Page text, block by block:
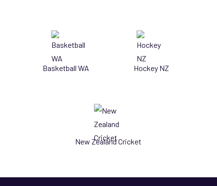
Basketball WA Hockey NZ
New Zealand Cricket